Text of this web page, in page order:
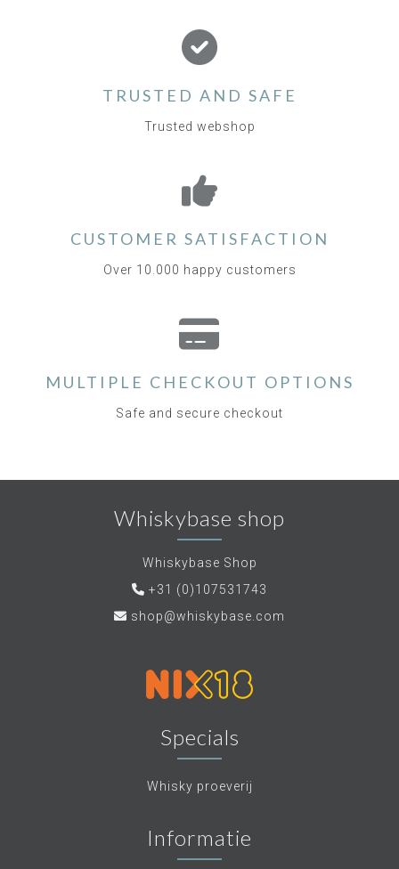
TRUSTED AND SAFE
Trusted webshop
CUSTOMER SATISFACTION
Over 10.000 happy customers
MULTIPLE CHECKOUT OPTIONS
Safe and secure checkout
Whiskybase shop
Whiskybase Shop
+31 (0)107531743
shop@whiskybase.com
Specials
Whisky proeverij
Informatie